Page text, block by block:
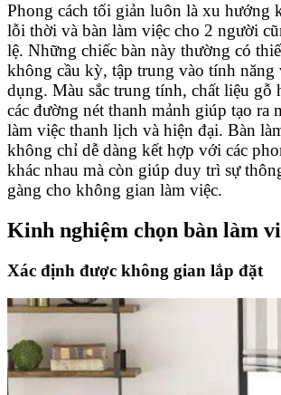
Phong cách tối giản luôn là xu hướng
lỗi thời và bàn làm việc cho 2 người
lệ. Những chiếc bàn này thường có
không cầu kỳ, tập trung vào tính năng
dụng. Màu sắc trung tính, chất liệu gỗ
các đường nét thanh mảnh giúp tạo ra
làm việc thanh lịch và hiện đại. Bàn
không chỉ dễ dàng kết hợp với các
khác nhau mà còn giúp duy trì sự
gàng cho không gian làm việc.
Kinh nghiệm chọn bàn làm
Xác định được không gian lắp đặt